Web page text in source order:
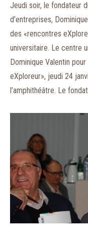
Jeudi soir, le fondateur
d’entreprises,
des «rencontres
universitaire. Le centre
Dominique Valentin
eXploreur», jeudi 24
l’amphithéâtre. Le